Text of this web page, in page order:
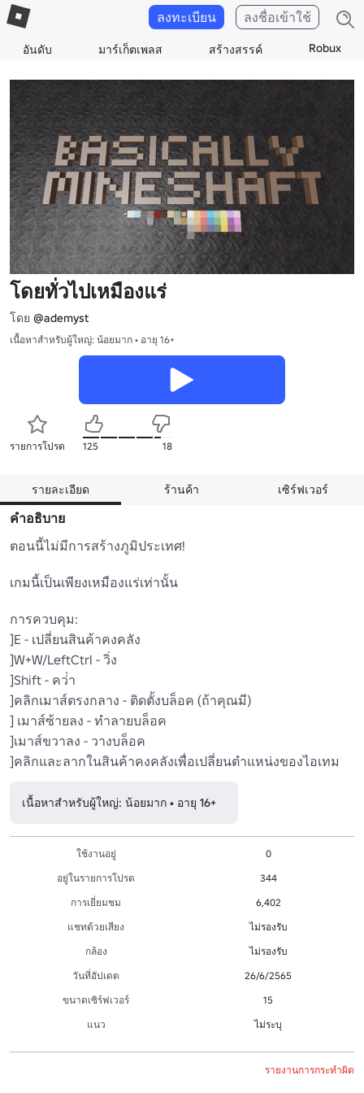
อันดับ มาร์เก็ตเพลส สร้างสรรค์ Robux
ลงทะเบียน ลงชื่อเข้าใช้
โดยทั่วไปเหมืองแร่
โดย @ademyst
เนื้อหาสำหรับผู้ใหญ่: น้อยมาก • อายุ 16+
รายการโปรด 125 18
รายละเอียด ร้านค้า เซิร์ฟเวอร์
คำอธิบาย
ตอนนี้ไม่มีการสร้างภูมิประเทศ!
เกมนี้เป็นเพียงเหมืองแร่เท่านั้น
การควบคุม:
]E - เปลี่ยนสินค้าคงคลัง
]W+W/LeftCtrl - วิ่ง
]Shift - คว่ํา
]คลิกเมาส์ตรงกลาง - ติดตั้งบล็อค (ถ้าคุณมี)
] เมาส์ซ้ายลง - ทําลายบล็อค
]เมาส์ขวาลง - วางบล็อค
]คลิกและลากในสินค้าคงคลังเพื่อเปลี่ยนตําแหน่งของไอเทม
เนื้อหาสำหรับผู้ใหญ่: น้อยมาก • อายุ 16+
ใช้งานอยู่
0
อยู่ในรายการโปรด
344
การเยี่ยมชม
6,402
แชทด้วยเสียง
ไม่รองรับ
กล้อง
ไม่รองรับ
วันที่อัปเดต
26/6/2565
ขนาดเซิร์ฟเวอร์
15
แนว
ไม่ระบุ
รายงานการกระทำผิด